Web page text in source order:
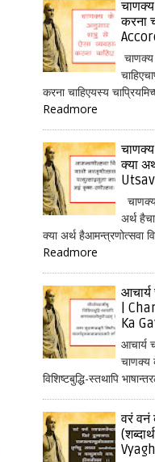
करना
करना चाहिएयस्य
Readmore
क्या
Utsav
अर्थ
क्या अर्थ हैआमन्त्रणोत्सवा
Readmore
|
Ka
आचार्य
चाणक्य
विशिष्टबुद्धि-स्तथापि
वरं वनं